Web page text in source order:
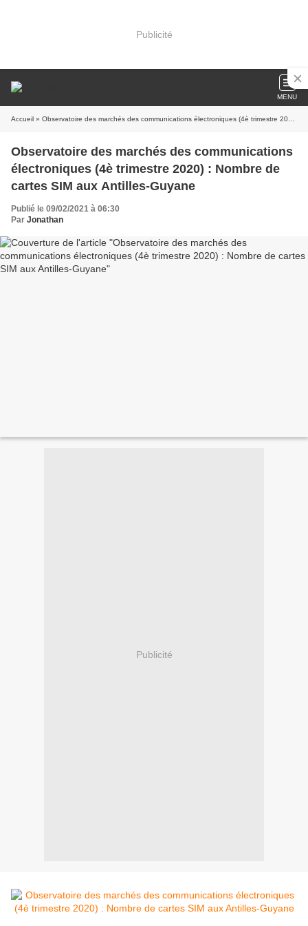
Publicité
MENU
Accueil » Observatoire des marchés des communications électroniques (4è trimestre 2020) : Nombre de cartes SIM aux Antilles-Guyane
Observatoire des marchés des communications
électroniques (4è trimestre 2020) : Nombre de
cartes SIM aux Antilles-Guyane
Publié le 09/02/2021 à 06:30
Par Jonathan
Publicité